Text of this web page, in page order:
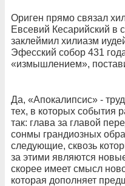
Ориген прямо связал
Евсевий Кесарийский в
заклеймил хилиазм
Эфесский собор 431
«измышлением»,
Да, «Апокалипсис» -
тех, в которых события
так: глава за главой
сонмы грандиозных
следующие, сквозь
за этими являются
скорее имеет смысл
которая дополняет